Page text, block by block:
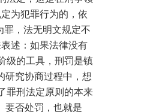
为犯罪行为的，依
罪，法无明文规定不
述：如果法律没有
级的工具，刑罚是镇
研究协商过程中，想
罪刑法定原则的本来
要否处罚，也就是